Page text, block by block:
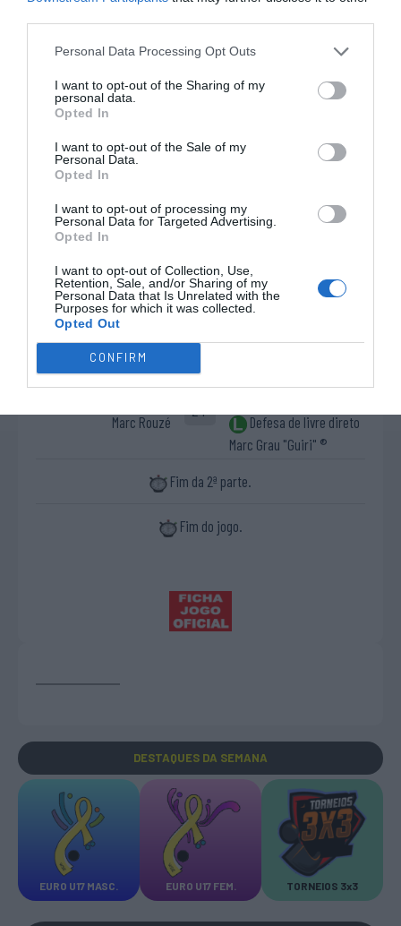
Personal Data Processing Opt Outs
I want to opt-out of the Sharing of my
personal data.
Opted In
I want to opt-out of the Sale of my
Personal Data.
Opted In
I want to opt-out of processing my
Personal Data for Targeted Advertising.
Opted In
I want to opt-out of Collection, Use,
Retention, Sale, and/or Sharing of my
Personal Data that Is Unrelated with the
Purposes for which it was collected.
Opted Out
CONFIRM
67 - Miguel Cañadillas 7 - Gonzalo Pérez
12'
2ªP
Timeout Igualada HC
2ªP
HC
Defesa de livre direto
Guillem Torrents ®
21'
2ªP
Livre direto falhado
Ferran Formatjé
Marc Rouzé
24'
2ªP
Defesa de livre direto
Marc Grau "Guiri" ®
Fim da 2ª parte.
Fim do jogo.
DESTAQUES DA SEMANA
EURO U17 MASC. EURO U17 FEM. TORNEIOS 3x3